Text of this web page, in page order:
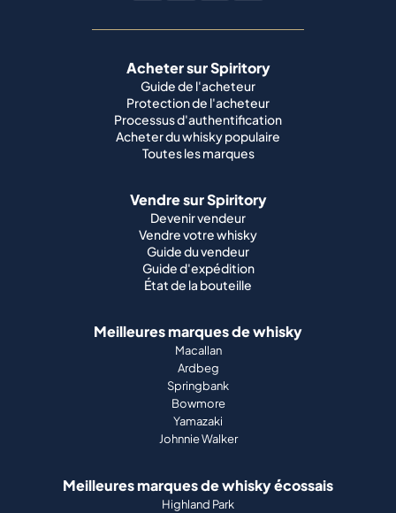
Acheter sur Spiritory
Guide de l'acheteur
Protection de l'acheteur
Processus d'authentification
Acheter du whisky populaire
Toutes les marques
Vendre sur Spiritory
Devenir vendeur
Vendre votre whisky
Guide du vendeur
Guide d'expédition
État de la bouteille
Meilleures marques de whisky
Macallan
Ardbeg
Springbank
Bowmore
Yamazaki
Johnnie Walker
Meilleures marques de whisky écossais
Highland Park